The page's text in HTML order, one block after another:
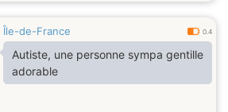
Île-de-France 0.4
Autiste, une personne sympa gentille
adorable